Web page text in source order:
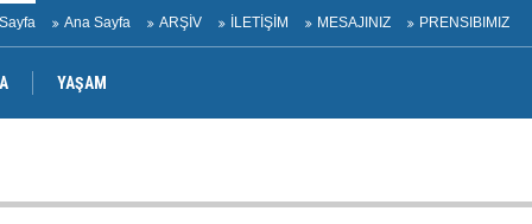
Ana Sayfa ARŞİV İLETİŞİM MESAJINIZ PRENSIBIMIZ
YAŞAM